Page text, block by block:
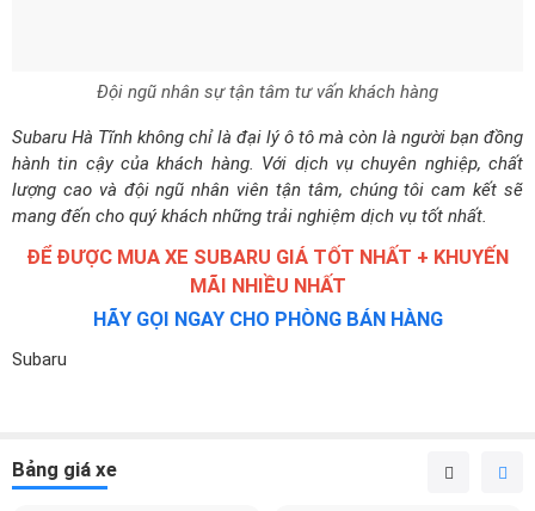
Đội ngũ nhân sự tận tâm tư vấn khách hàng
Subaru Hà Tĩnh không chỉ là đại lý ô tô mà còn là người bạn đồng
hành tin cậy của khách hàng. Với dịch vụ chuyên nghiệp, chất
lượng cao và đội ngũ nhân viên tận tâm, chúng tôi cam kết sẽ
mang đến cho quý khách những trải nghiệm dịch vụ tốt nhất.
ĐỂ ĐƯỢC MUA XE SUBARU GIÁ TỐT NHẤT + KHUYẾN
MÃI NHIỀU NHẤT
HÃY GỌI NGAY CHO PHÒNG BÁN HÀNG
Subaru
Bảng giá xe